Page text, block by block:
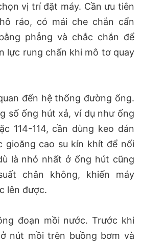
vị trí đặt máy. Cần ưu tiên
ráo, có mái che chắn cẩn
phẳng và chắc chắn để
lực rung chấn khi mô tơ quay
đến hệ thống đường ống.
số ống hút xả, ví dụ như ống
114-114, cần dùng keo dán
gioăng cao su kín khít để nối
là nhỏ nhất ở ống hút cũng
chân không, khiến máy
lên được.
đoạn mồi nước. Trước khi
nút mồi trên buồng bơm và